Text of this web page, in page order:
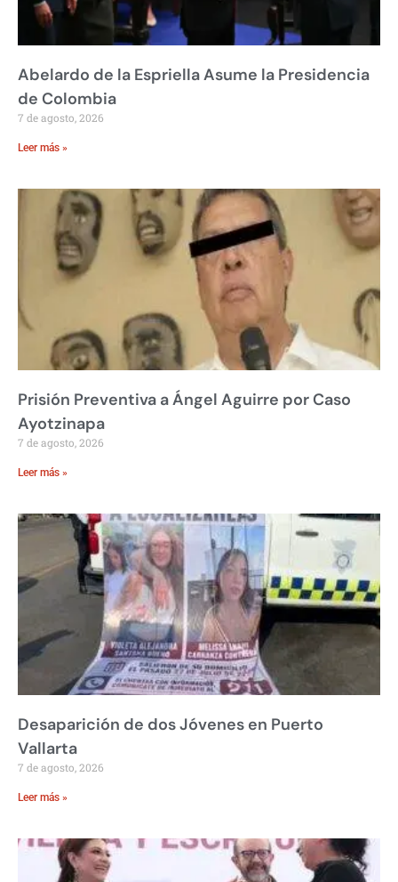
Abelardo de la Espriella Asume la Presidencia
de Colombia
7 de agosto, 2026
Leer más »
Prisión Preventiva a Ángel Aguirre por Caso
Ayotzinapa
7 de agosto, 2026
Leer más »
Desaparición de dos Jóvenes en Puerto
Vallarta
7 de agosto, 2026
Leer más »